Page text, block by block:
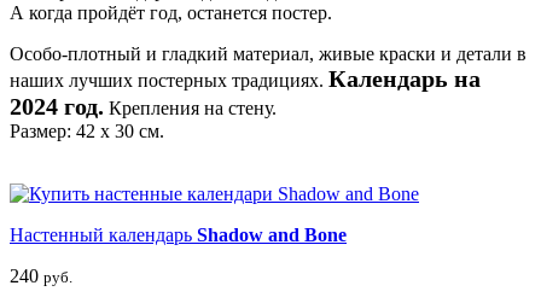
А когда пройдёт год, останется постер.
Особо-плотный и гладкий материал, живые краски и детали в
наших лучших постерных традициях. Календарь на
2024 год. Крепления на стену.
Размер: 42 х 30 см.
Настенный календарь Shadow and Bone
240 руб.